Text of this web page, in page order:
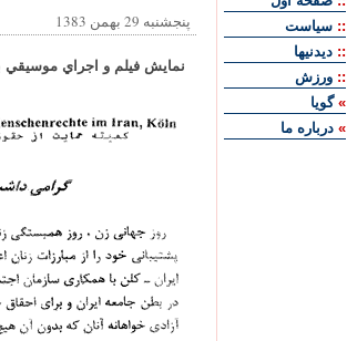
پنجشنبه 29 بهمن 1383
نمايش فيلم و اجراي موسيقي به
:: سياست
:: ديدنيها
:: ورزش
»گويا
» درباره ما